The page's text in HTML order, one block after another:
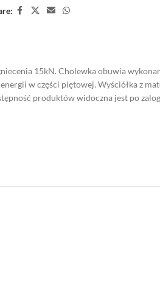
15kN. Cholewka obuwia
w części piętowej. Wyściółka z
produktów widoczna jest po